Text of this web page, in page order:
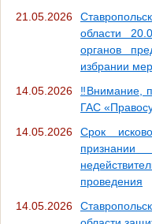
21.05.2026
области
органов
избрании
14.05.2026
‼Внимание,
ГАС
14.05.2026
Срок
проведения
14.05.2026